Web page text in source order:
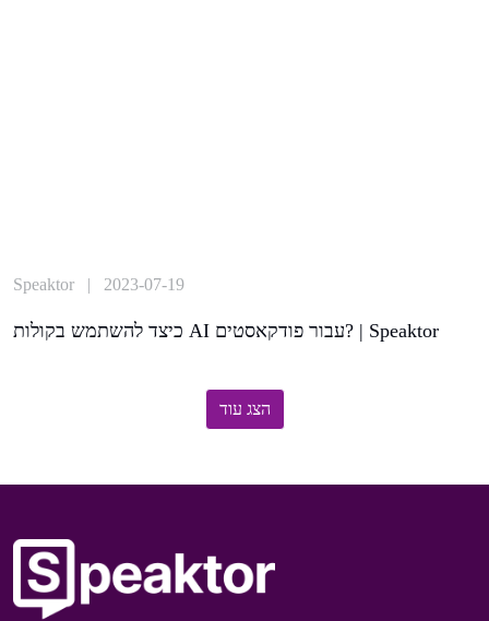
Speaktor | 2023-07-19
כיצד להשתמש בקולות AI עבור פודקאסטים? | Speaktor
הצג עוד